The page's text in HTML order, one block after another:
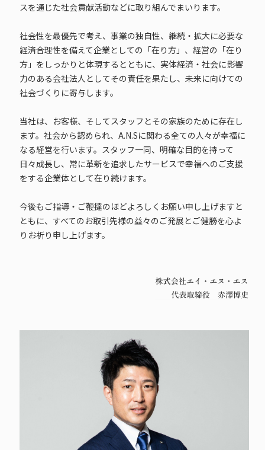
スを通じた社会貢献活動などに取り組んでまいります。
社会性を最優先で考え、事業の独自性、継続・拡大に必要な
経済合理性を備えて企業としての「在り方」、経営の「在り
方」をしっかりと体現するとともに、実体経済・社会に影響
力のある会社法人としてその責任を果たし、未来に向けての
社会づくりに寄与します。
当社は、お客様、そしてスタッフとその家族のために存在し
ます。社会から認められ、A.N.Sに関わる全ての人々が幸福に
なる経営を行います。スタッフ一同、明確な目的を持って
日々成長し、常に革新を追求したサービスで幸福へのご支援
をする企業体として在り続けます。
今後もご指導・ご鞭撻のほどよろしくお願い申し上げますと
ともに、すべてのお取引先様の益々のご発展とご健勝を心よ
りお祈り申し上げます。